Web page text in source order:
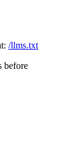
/llms.txt
before